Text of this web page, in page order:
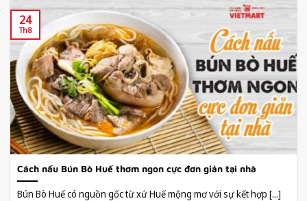
Cách nấu Bún Bò Huế thơm ngon cực đơn giản tại nhà
Bún Bò Huế có nguồn gốc từ xứ Huế mộng mơ với sự kết hợp [...]
24
Th8